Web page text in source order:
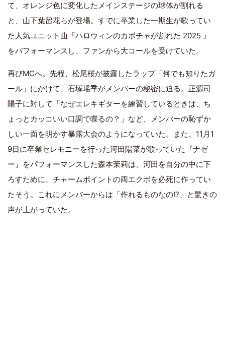
て、オレンジ色に変化したメインステージの球体が割れる
と、山下葉留花らが登場。すでに卒業した一期生が歌ってい
た人気ユニット曲『ハロウィンのカボチャが割れた 2025 』
をパフォーマンスし、ファンから大コールを受けていた。
再びMCへ。先程、松尾桜が披露したラップ「何でも知りたガ
ール」にかけて、石塚瑶季がメンバーの秘密に迫る。正源司
陽子に対して「なぜエレキギターを練習しているときは、ち
ょっとカッコいい口調で喋るの？」など、メンバーの恥ずか
しい一面を明かす暴露大会のようになっていた。また、11月1
9日に卒業セレモニーを行った河田陽菜が歌っていた『ナゼ
ー』をパフォーマンスした森本茉莉は、河田を自分の中に下
ろすために、チャームポイントの両エクボを必死に作ってい
たそう。これにメンバーからは「作れるものなの!?」と驚きの
声が上がっていた。